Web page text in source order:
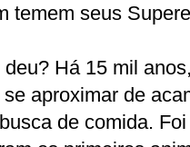
temem seus
Há 15 mil
aproximar de
de comida.